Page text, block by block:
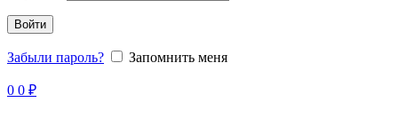
Войти
Забыли пароль? Запомнить меня
0 0 ₽
Продано